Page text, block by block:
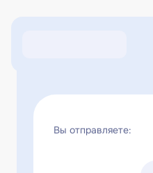
Вы отправляете: